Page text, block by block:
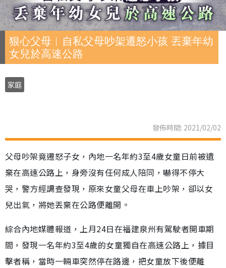
狠心父母︳自私父母吵架遷怒小孩 丟棄年幼
女兒於高速公路
家庭
發佈時間: 2021/02/02
父母吵架竟遷怒子女，內地一名年約3至4歲女童日前被遺
棄在高速公路上，身旁沒有任何成人陪同，嚇得不停大
哭，警方經調查發現，原來女童父母在車上吵架，卻以女
兒出氣，將她丟棄在公路便離開。
綜合內地媒體報道，上月24日在福建泉州有駕駛者開車期
間，發現一名年約3至4歲的女童獨自在高速公路上，據目
擊者稱，當時一輛車突然停在路邊，把女童放下後便離